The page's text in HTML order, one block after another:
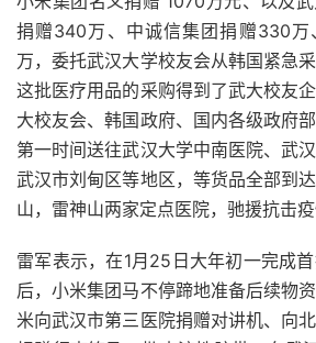
捐赠340万、中诚信集团捐赠330
万，委托武汉大学校友会从韩国紧急
这批医疗用品的采购得到了武大校友
大校友会、韩国政府、国内各级政府
第一时间送往武汉大学中南医院、武
武汉市刘甸区等地区，等货品全部到
山，雷神山两家定点医院，驰援抗击疫
雷军表示，在1月25日大年初一完成
后，小米集团马不停蹄地准备后续物
米向武汉市第三医院捐赠对讲机、向